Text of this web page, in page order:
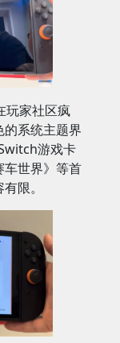
玩家社区疯
系统主题界
游戏卡
车世界》等首
限。